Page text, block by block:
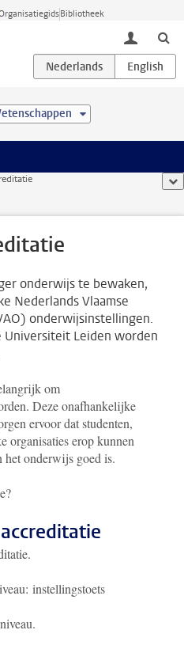
Bibliotheek
toggle
onderwijs te bewaken,
Nederlands Vlaamse
onderwijsinstellingen.
Universiteit Leiden worden
om
Deze onafhankelijke
ervoor dat studenten,
organisaties erop kunnen
onderwijs goed is.
instellingstoets